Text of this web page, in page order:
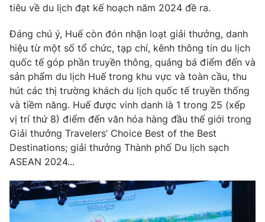
Cơ quan chủ quản:Đài Truyền hình Việt Nam
Cơ quan báo chí:Thời báo VTV
Giấy phép hoạt động báo in và báo điện tử số 483/GP-BTTTT
cấp ngày 29/12/2023
Tổng Biên tập:Vũ Thanh Thủy
Phó Tổng Biên tập:Nguyễn Thị Mỹ Hạnh, Phạm Quốc Thắng,
Nguyễn Trọng Ninh
Tổng đài VTV:024.38 355 931 - 024.38 355 932
Ðiện thoại Thời báo VTV:024.66 897 897
Email:toasoan@vtv.vn
Liên hệ quảng cáo:024-7300.7108
tiêu về du lịch đạt kế hoạch năm 2024 đề ra.
Đáng chú ý, Huế còn đón nhận loạt giải thưởng, danh
hiệu từ một số tổ chức, tạp chí, kênh thông tin du lịch
quốc tế góp phần truyền thông, quảng bá điểm đến và
sản phẩm du lịch Huế trong khu vực và toàn cầu, thu
hút các thị trường khách du lịch quốc tế truyền thống
và tiềm năng. Huế được vinh danh là 1 trong 25 (xếp
vị trí thứ 8) điểm đến văn hóa hàng đầu thế giới trong
Giải thưởng Travelers’ Choice Best of the Best
Destinations; giải thưởng Thành phố Du lịch sạch
ASEAN 2024...